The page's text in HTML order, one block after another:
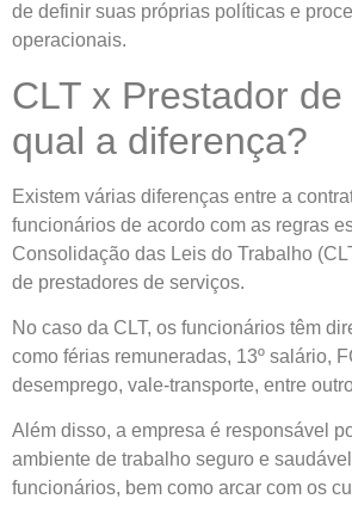
de definir suas próprias políticas e
operacionais.
CLT x Prestador
qual a diferença?
Existem várias diferenças entre a
funcionários de acordo com as regras
Consolidação das Leis do Trabalho
de prestadores de serviços.
No caso da CLT, os funcionários têm
como férias remuneradas, 13º salário,
desemprego, vale-transporte, entre
Além disso, a empresa é responsável
ambiente de trabalho seguro e
funcionários, bem como arcar com os